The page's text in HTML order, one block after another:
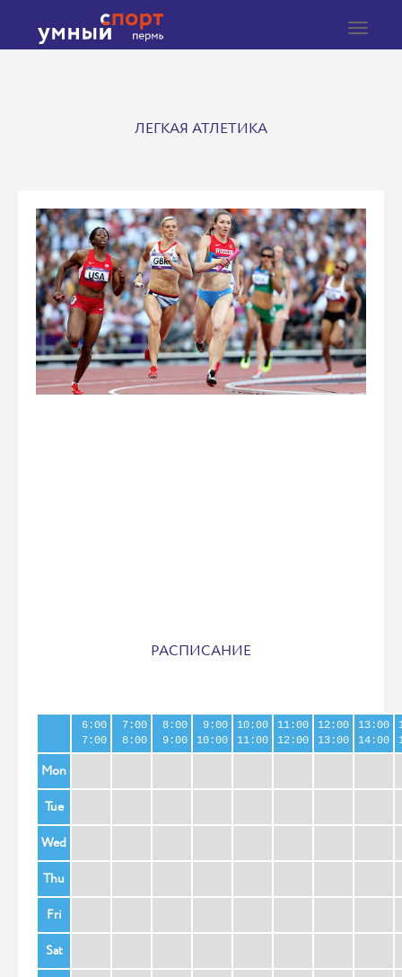
Toggle
ЛЕГКАЯ АТЛЕТИКА
РАСПИСАНИЕ
6:00
7:00
7:00
8:00
8:00
9:00
9:00
10:00
10:00
11:00
11:00
12:00
12:00
13:00
13:00
14:00
Mon
Tue
Wed
Thu
Fri
Sat